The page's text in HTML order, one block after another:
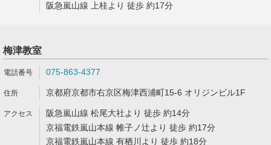
阪急嵐山線 上桂より 徒歩 約17分
梅津教室
075-863-4377
京都府京都市右京区梅津西浦町15-6 オリジンビル1F
阪急嵐山線 松尾大社より 徒歩 約14分
京福電鉄嵐山本線 帷子ノ辻より 徒歩 約17分
京福電鉄嵐山本線 有栖川より 徒歩 約18分